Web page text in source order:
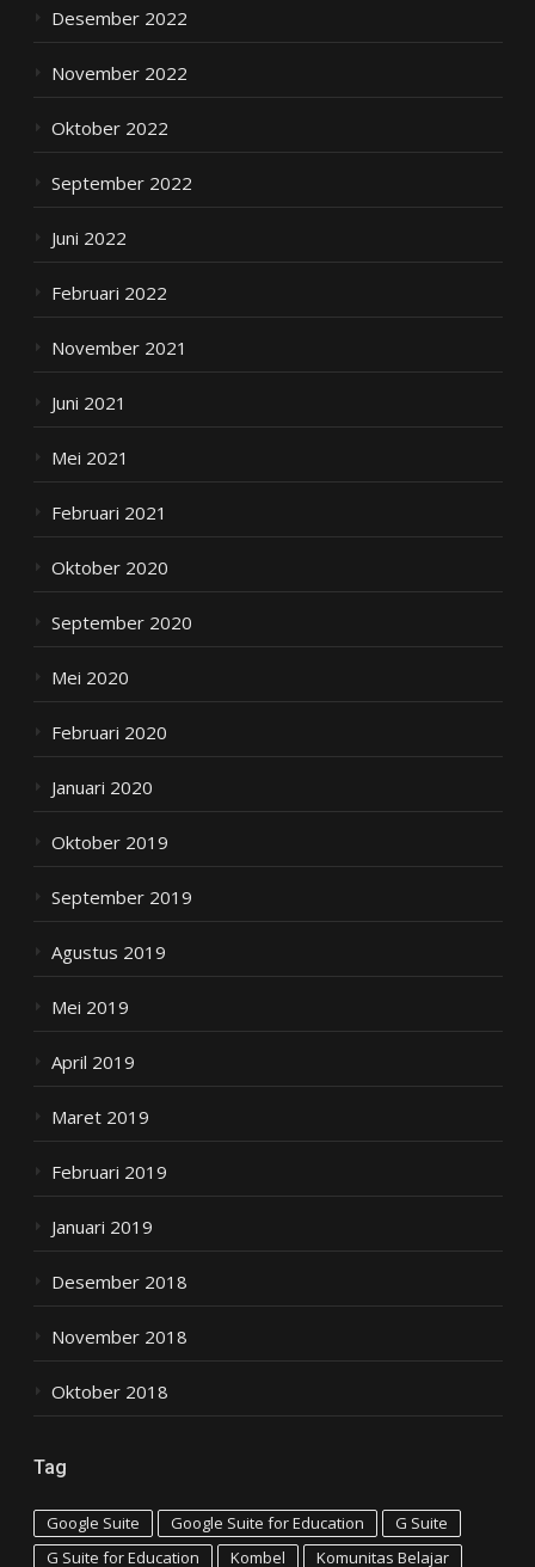
Desember 2022
November 2022
Oktober 2022
September 2022
Juni 2022
Februari 2022
November 2021
Juni 2021
Mei 2021
Februari 2021
Oktober 2020
September 2020
Mei 2020
Februari 2020
Januari 2020
Oktober 2019
September 2019
Agustus 2019
Mei 2019
April 2019
Maret 2019
Februari 2019
Januari 2019
Desember 2018
November 2018
Oktober 2018
Tag
Google Suite Google Suite for Education
G Suite
G Suite for Education
Kombel Komunitas Belajar